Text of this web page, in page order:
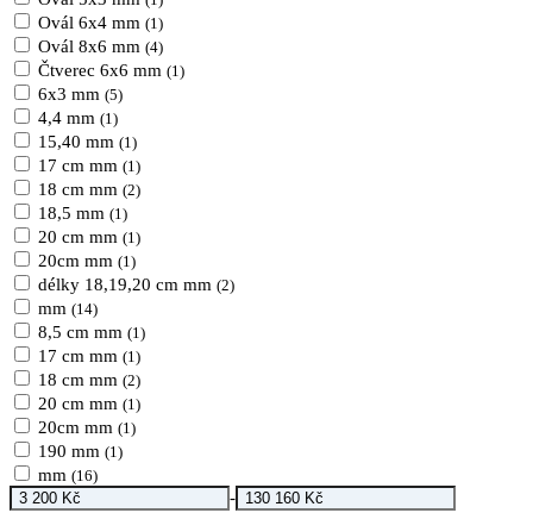
Ovál 6x4 mm (1)
Ovál 8x6 mm (4)
Čtverec 6x6 mm (1)
6x3 mm (5)
4,4 mm (1)
15,40 mm (1)
17 cm mm (1)
18 cm mm (2)
18,5 mm (1)
20 cm mm (1)
20cm mm (1)
délky 18,19,20 cm mm (2)
mm (14)
8,5 cm mm (1)
17 cm mm (1)
18 cm mm (2)
20 cm mm (1)
20cm mm (1)
190 mm (1)
mm (16)
-